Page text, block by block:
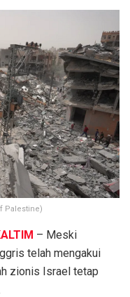
Palestine)
– Meski
telah mengakui
zionis Israel tetap